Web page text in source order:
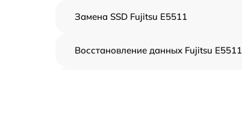
Замена SSD Fujitsu E5511
Восстановление данных Fujitsu E5511